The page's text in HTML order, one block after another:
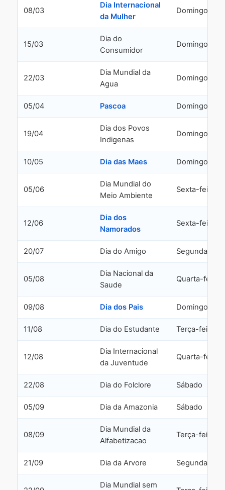
08/03
Dia Internacional
da Mulher
Domingo
15/03
Dia do
Consumidor
Domingo
22/03
Dia Mundial da
Agua
Domingo
05/04 Pascoa Domingo
19/04
Dia dos Povos
Indigenas
Domingo
10/05 Dia das Maes Domingo
05/06
Dia Mundial do
Meio Ambiente
Sexta-feira
12/06
Dia dos
Namorados
Sexta-feira
20/07 Dia do Amigo Segunda-
05/08
Dia Nacional da
Saude
Quarta-feira
09/08 Dia dos Pais Domingo
11/08 Dia do Estudante Terça-feira
12/08
Dia Internacional
da Juventude
Quarta-feira
22/08 Dia do Folclore Sábado
05/09 Dia da Amazonia Sábado
08/09
Dia Mundial da
Alfabetizacao
Terça-feira
21/09 Dia da Arvore Segunda-
Dia Mundial sem